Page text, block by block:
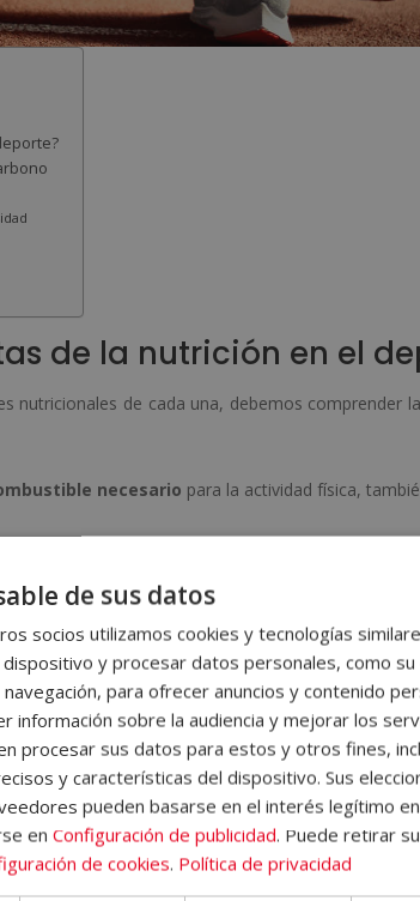
de la nutrición en el
nutricionales de cada una, debemos comprender
necesario para la actividad física,
y en el momento oportuno, pueden marcar
contribuye a laenergía necesaria para el
lacapacidad de recuperacióndel atleta.
cambiantes del entrenamiento y la
de sus datos
socios utilizamos cookies y tecnologías
dispositivo y procesar datos personales, como
para ofrecer anuncios y contenido
información sobre la audiencia y mejorar los
procesar sus datos para estos y otros fines,
y características del dispositivo. Sus
pueden basarse en el interés legítimo
en Configuración de publicidad. Puede retirar
de cookies. Política de privacidad